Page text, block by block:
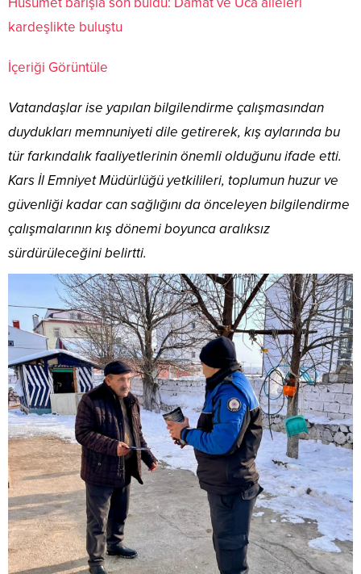
kardeşlikte buluştu
İçeriği Görüntüle
Vatandaşlar ise yapılan bilgilendirme çalışmasından
duydukları memnuniyeti dile getirerek, kış aylarında bu
tür farkındalık faaliyetlerinin önemli olduğunu ifade etti.
Kars İl Emniyet Müdürlüğü yetkilileri, toplumun huzur ve
güvenliği kadar can sağlığını da önceleyen bilgilendirme
çalışmalarının kış dönemi boyunca aralıksız
sürdürüleceğini belirtti.